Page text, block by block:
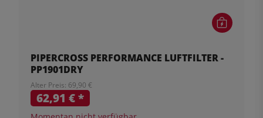
PIPERCROSS PERFORMANCE LUFTFILTER -
PP1901DRY
Alter Preis: 69,90 €
62,91 €*